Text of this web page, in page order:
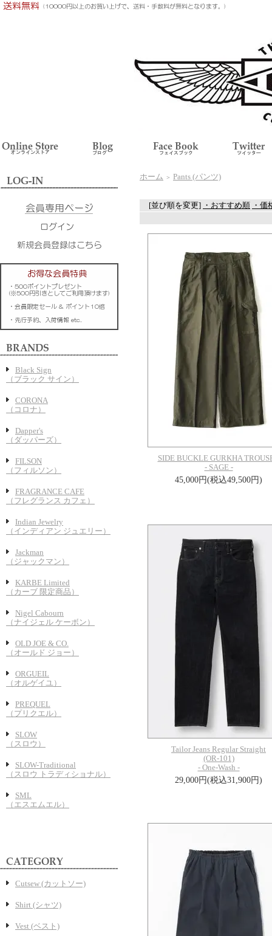
Black Sign
（ブラック サイン）
CORONA
（コロナ）
Dapper's
（ダッパーズ）
FILSON
（フィルソン）
FRAGRANCE CAFE
（フレグランス カフェ）
Indian Jewelry
（インディアン ジュエリー）
Jackman
（ジャックマン）
KARBE Limited
（カーブ 限定商品）
Nigel Cabourn
（ナイジェル ケーボン）
OLD JOE & CO.
（オールド ジョー）
ORGUEIL
（オルゲイユ）
PREQUEL
（プリクエル）
SLOW
（スロウ）
SLOW-Traditional
（スロウ トラディショナル）
SML
（エスエムエル）
Cutsew (カットソー)
Shirt (シャツ)
Vest (ベスト)
ホーム ＞ Pants (パンツ)
[並び順を変更] ・おすすめ順 ・価
SIDE BUCKLE GURKHA
- SAGE -
45,000円(税込49,500円)
Tailor Jeans Regular Straight
(OR-101)
- One-Wash -
29,000円(税込31,900円)